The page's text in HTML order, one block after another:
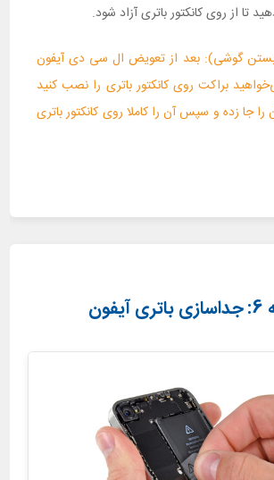
تا از روی کانکتور باتری آزاد شود.
گوشی): بعد از تعویض ال سی دی آیفون
براکت روی کانکتور باتری را نصب کنید
را جا زده و سپس آن را کاملا روی کانکتور باتری